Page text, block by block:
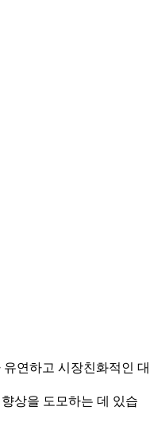
연하고 시장친화적인 대
상을 도모하는 데 있습